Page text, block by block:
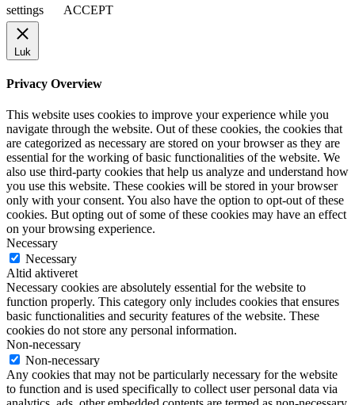
settings
ACCEPT
Luk
Privacy Overview
This website uses cookies to improve your experience while you
navigate through the website. Out of these cookies, the cookies that
are categorized as necessary are stored on your browser as they are
essential for the working of basic functionalities of the website. We
also use third-party cookies that help us analyze and understand how
you use this website. These cookies will be stored in your browser
only with your consent. You also have the option to opt-out of these
cookies. But opting out of some of these cookies may have an effect
on your browsing experience.
Necessary
Necessary
Altid aktiveret
Necessary cookies are absolutely essential for the website to
function properly. This category only includes cookies that ensures
basic functionalities and security features of the website. These
cookies do not store any personal information.
Non-necessary
Non-necessary
Any cookies that may not be particularly necessary for the website
to function and is used specifically to collect user personal data via